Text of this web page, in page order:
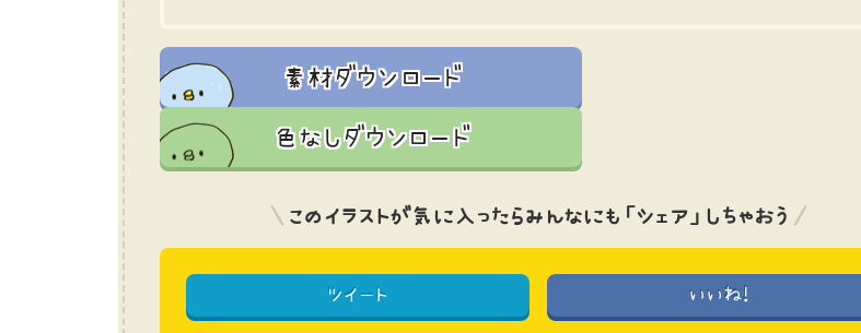
素材ダウンロード
色なしダウンロード
このイラストが気に入ったらみんなにも「シェア」しちゃおう
ツイート いいね!